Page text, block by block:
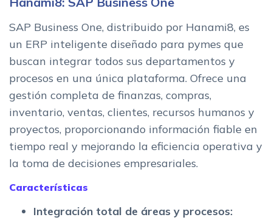
SAP Business One, distribuido por Hanami8, es
un ERP inteligente diseñado para pymes que
buscan integrar todos sus departamentos y
procesos en una única plataforma. Ofrece una
gestión completa de finanzas, compras,
inventario, ventas, clientes, recursos humanos y
proyectos, proporcionando información fiable en
tiempo real y mejorando la eficiencia operativa y
la toma de decisiones empresariales.
Características
Integración total de áreas y procesos: